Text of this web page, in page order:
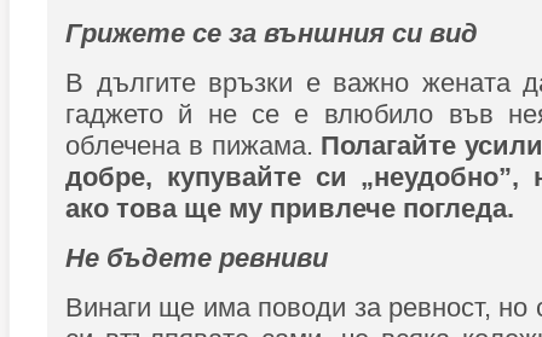
Грижете се за външния си вид
В дългите връзки е важно жената
гаджето й не се е влюбило във
облечена в пижама. Полагайте
добре, купувайте си „неудобно”,
ако това ще му привлече погледа.
Не бъдете ревниви
Винаги ще има поводи за ревност, но